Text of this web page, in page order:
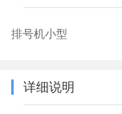
排号机小型
详细说明